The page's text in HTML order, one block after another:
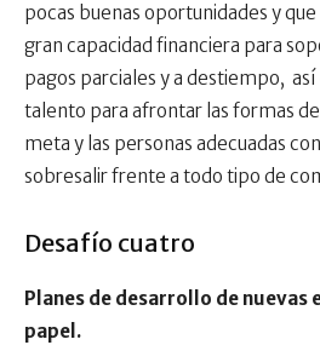
pocas buenas oportunidades y
gran capacidad financiera para
pagos parciales y a destiempo,
talento para afrontar las formas
meta y las personas adecuadas
sobresalir frente a todo tipo de
Desafío cuatro
Planes de desarrollo de nuevas
papel.